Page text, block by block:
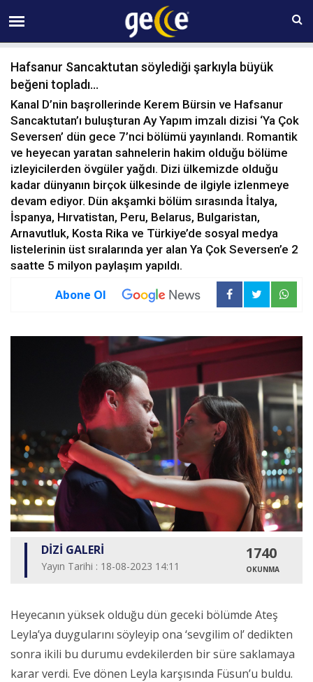
09 AĞUSTOS Pazar 07:17
Hafsanur Sancaktutan söylediği şarkıyla büyük
beğeni topladı…
Kanal D’nin başrollerinde Kerem Bürsin ve Hafsanur
Sancaktutan’ı buluşturan Ay Yapım imzalı dizisi ‘Ya Çok
Seversen’ dün gece 7’nci bölümü yayınlandı. Romantik
ve heyecan yaratan sahnelerin hakim olduğu bölüme
izleyicilerden övgüler yağdı. Dizi ülkemizde olduğu
kadar dünyanın birçok ülkesinde de ilgiyle izlenmeye
devam ediyor. Dün akşamki bölüm sırasında İtalya,
İspanya, Hırvatistan, Peru, Belarus, Bulgaristan,
Arnavutluk, Kosta Rika ve Türkiye’de sosyal medya
listelerinin üst sıralarında yer alan Ya Çok Seversen’e 2
saatte 5 milyon paylaşım yapıldı.
Abone Ol
DİZİ GALERİ
Yayın Tarihi : 18-08-2023 14:11
1740
OKUNMA
Heyecanın yüksek olduğu dün geceki bölümde Ateş
Leyla’ya duygularını söyleyip ona ‘sevgilim ol’ dedikten
sonra ikili bu durumu evdekilerden bir süre saklamaya
karar verdi. Eve dönen Leyla karşısında Füsun’u buldu.